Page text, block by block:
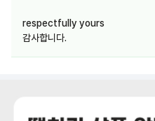
respectfully yours
감사합니다.